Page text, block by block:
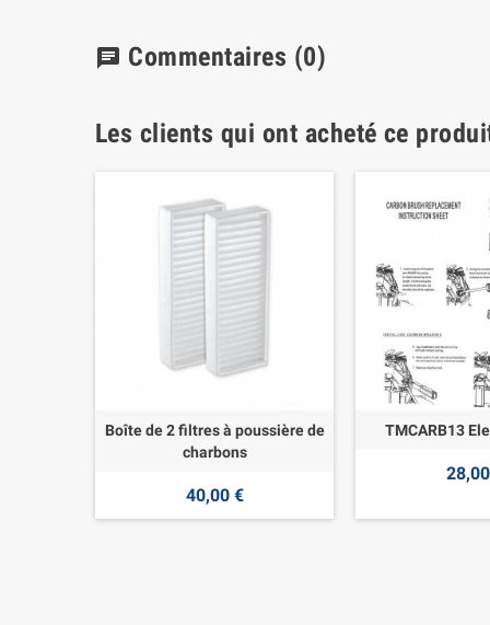
chat Commentaires (0)
Les clients qui ont acheté ce
Boîte de 2 filtres à poussière de
charbons
40,00 €
TMCARB13